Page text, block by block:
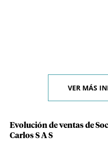
VER MÁS
Evolución de ventas de
Carlos S A S